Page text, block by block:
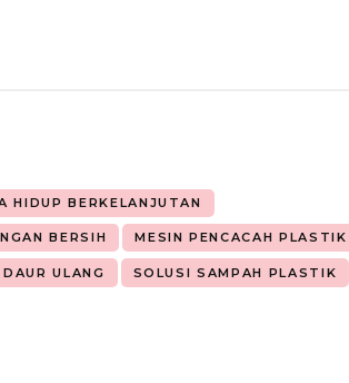
HIDUP BERKELANJUTAN
BERSIH MESIN PENCACAH PLASTIK
ULANG SOLUSI SAMPAH PLASTIK